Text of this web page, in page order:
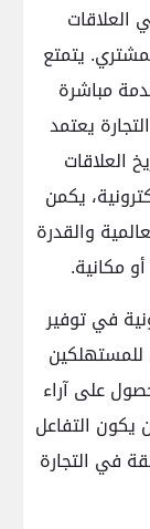
العلاقات
يتمتع
مباشرة
يعتمد
العلاقات
يكمن
والقدرة
مكانية.
في توفير
على آراء
يكون التفاعل
في التجارة